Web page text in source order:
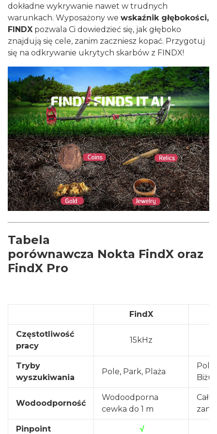
dokładne wykrywanie nawet w trudnych
warunkach. Wyposażony we wskaźnik głębokości,
FINDX pozwala Ci dowiedzieć się, jak głęboko
znajdują się cele, zanim zaczniesz kopać. Przygotuj
się na odkrywanie ukrytych skarbów z FINDX!
Tabela
porównawcza Nokta FindX oraz
FindX Pro
FindX
Częstotliwość
pracy
15kHz
Tryby
wyszukiwania
Pole, Park, Plaża
Wodoodporność
Wodoodporna
cewka do 1 m
Pinpoint √